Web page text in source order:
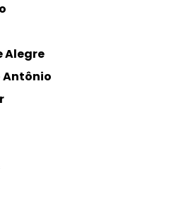
Alegre
Antônio